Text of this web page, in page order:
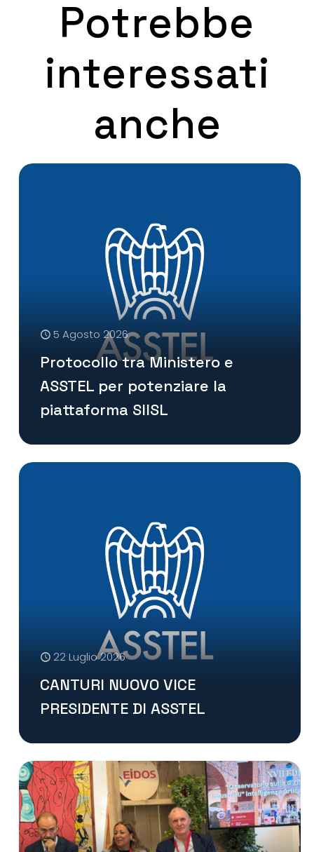
Potrebbe
interessati
anche
5 Agosto 2026
Protocollo tra Ministero e
ASSTEL per potenziare la
piattaforma SIISL
22 Luglio 2026
CANTURI NUOVO VICE
PRESIDENTE DI ASSTEL